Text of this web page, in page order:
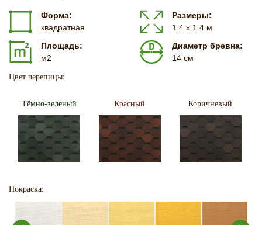
Форма:
квадратная
Размеры:
1.4 х 1.4 м
Площадь:
м2
Диаметр бревна:
14 см
Цвет черепицы:
Тёмно-зеленый Красный Коричневый
Покраска: